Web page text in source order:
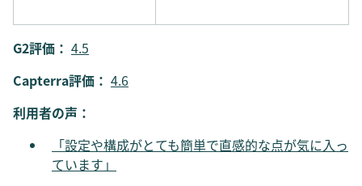
G2評価： 4.5
Capterra評価： 4.6
利用者の声：
「設定や構成がとても簡単で直感的な点が気に入っ
ています」